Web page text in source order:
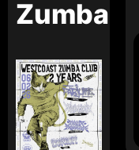
Zumba